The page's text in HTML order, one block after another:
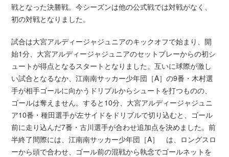
戦となった決勝戦。今シーズンは他の公式戦では対戦がなく、
初の対戦となりました。
試合は大宮アルディージャジュニアのキックオフで始まり、開
始1分、大宮アルディージャジュニアのセットプレーからの初シ
ュートが得点となるスタートとなりました。互いに球際が激し
い試合となるなか、江南南サッカー少年団［A］の9番・木村選
手が相手ゴールに向かうドリブルからシュートを打つものの、
ゴールは奪えません。すると10分、大宮アルディージャジュニ
ア10番・種田選手が左サイドをドリブルで切り込むと、ゴール
前に走り込んだ7番・古川選手が合わせ追加点を決めました。前
半終了間際には、江南南サッカー少年団［A］ は、ロングスロ
ーから頭で合わせ、ゴール前の混戦から執念でゴールネットを